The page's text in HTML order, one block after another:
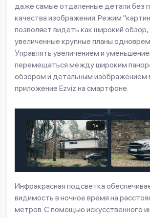
даже самые отдаленные детали без
качества изображения. Режим
позволяет видеть как широкий обзор,
увеличенные крупные планы
Управлять увеличением и
перемещаться между широким
обзором и детальным изображением
приложение Ezviz на смартфоне.
Инфракрасная подсветка
видимость в ночное время на
метров. С помощью искусственного